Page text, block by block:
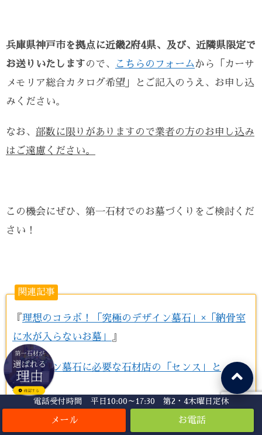
電話受付時間 平日10:00～17:30 第2・4木曜日定休
兵庫県神戸市を拠点に近畿2府4県、及び、近隣県限定で
お送りいたしますので、 こちらのフォームから「カーサ
メモリア総合カタログ希望」とご記入のうえ、お申し込
みください。
なお、 部数に限りがありますので業者の方のお申し込み
はご遠慮ください。
この機会にぜひ、第一石材でのお墓づくりをご検討くだ
さい！
関連記事
『 理想のコラボ！「究極のデザイン墓石」×「納骨室
に水が入らないお墓」
』
『デザイン墓石に必要な石材店の「センス」と
は？』
おしゃれなデザイン墓石づくりには石材店の設計